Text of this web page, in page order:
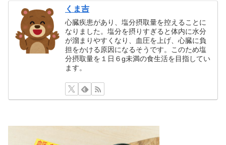
くま吉
心臓疾患があり、塩分摂取量を控えることに
なりました。塩分を摂りすぎると体内に水分
が溜まりやすくなり、血圧を上げ、心臓に負
担をかける原因になるそうです。このため塩
分摂取量を１日６g未満の食生活を目指してい
ます。